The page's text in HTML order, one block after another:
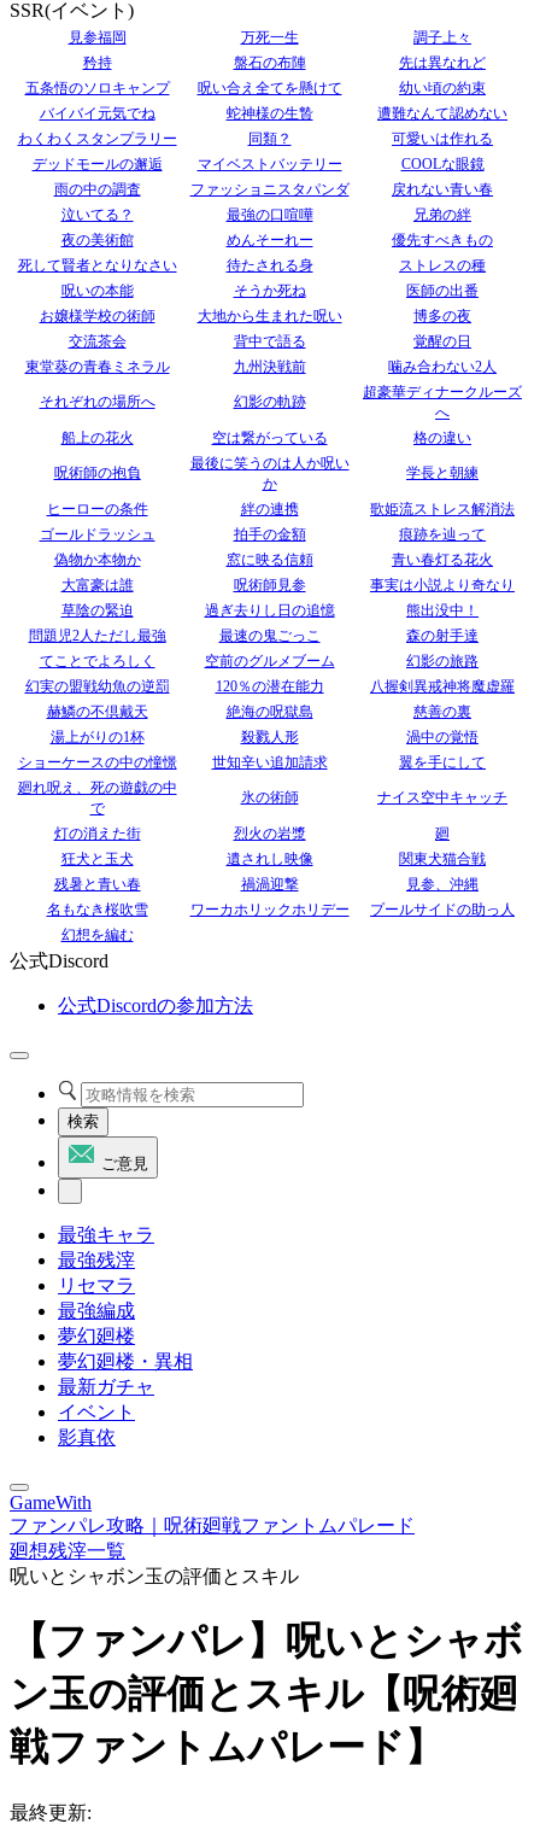
SSR(イベント)
見参福岡 万死一生
調子上々
矜持
盤石の布陣
先は異なれど
五条悟のソロキャンプ
呪い合え全てを懸けて
幼い頃の約束
バイバイ元気でね
蛇神様の生贄
遭難なんて認めない
わくわくスタンプラリー
同類？
可愛いは作れる
デッドモールの邂逅
マイベストバッテリー
COOLな眼鏡
雨の中の調査
ファッショニスタパンダ
戻れない青い春
泣いてる？
最強の口喧嘩
兄弟の絆
夜の美術館
めんそーれー
優先すべきもの
死して賢者となりなさい
待たされる身
ストレスの種
呪いの本能
そうか死ね
医師の出番
お嬢様学校の術師
大地から生まれた呪い
博多の夜
交流茶会
背中で語る
覚醒の日
東堂葵の青春ミネラル
九州決戦前 噛み合わない2人
それぞれの場所へ 幻影の軌跡
超豪華ディナークルーズ
へ
船上の花火
空は繋がっている 格の違い
呪術師の抱負
最後に笑うのは人か呪い
か
学長と朝練
ヒーローの条件 絆の連携
歌姫流ストレス解消法
ゴールドラッシュ
拍手の金額
痕跡を辿って
偽物か本物か
窓に映る信頼
青い春灯る花火
大富豪は誰
呪術師見参
事実は小説より奇なり
草陰の緊迫
過ぎ去りし日の追憶
熊出没中！
問題児2人ただし最強
最速の鬼ごっこ
森の射手達
てことでよろしく
空前のグルメブーム
幻影の旅路
幻実の盟戦幼魚の逆罰
120％の潜在能力
八握剣異戒神将魔虚羅
赫鱗の不倶戴天
絶海の呪獄島
慈善の裏
湯上がりの1杯
殺戮人形
渦中の覚悟
ショーケースの中の憧憬
世知辛い追加請求
翼を手にして
廻れ呪え、死の遊戯の中
で
氷の術師 ナイス空中キャッチ
灯の消えた街 烈火の岩漿
廻
狂犬と玉犬
遺されし映像
関東犬猫合戦
残暑と青い春
禍渦迎撃
見参、沖縄
名もなき桜吹雪
ワーカホリックホリデー
プールサイドの助っ人
幻想を編む
公式Discord
公式Discordの参加方法
検索
ご意見
最強キャラ
最強残滓
リセマラ
最強編成
夢幻廻楼
夢幻廻楼・異相
最新ガチャ
イベント
影真依
GameWith
ファンパレ攻略｜呪術廻戦ファントムパレード
廻想残滓一覧
呪いとシャボン玉の評価とスキル
【ファンパレ】呪いとシャボ
ン玉の評価とスキル【呪術廻
戦ファントムパレード】
最終更新: